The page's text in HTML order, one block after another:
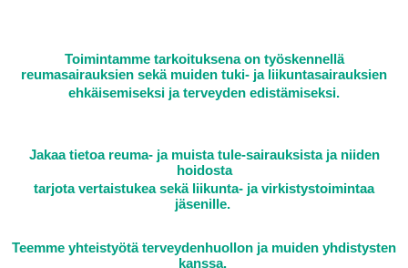
Toimintamme tarkoituksena on työskennellä
reumasairauksien sekä muiden tuki- ja liikuntasairauksien
ehkäisemiseksi ja terveyden edistämiseksi.
Jakaa tietoa reuma- ja muista tule-sairauksista ja niiden
hoidosta
tarjota vertaistukea sekä liikunta- ja virkistystoimintaa
jäsenille.
Teemme yhteistyötä terveydenhuollon ja muiden yhdistysten
kanssa.